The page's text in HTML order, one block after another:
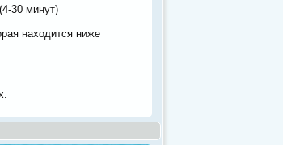
30 минут)
находится ниже